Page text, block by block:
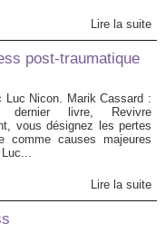
Lire la suite
post-traumatique
Luc Nicon. Marik Cassard :
dernier livre, Revivre
vous désignez les pertes
comme causes majeures
Lire la suite